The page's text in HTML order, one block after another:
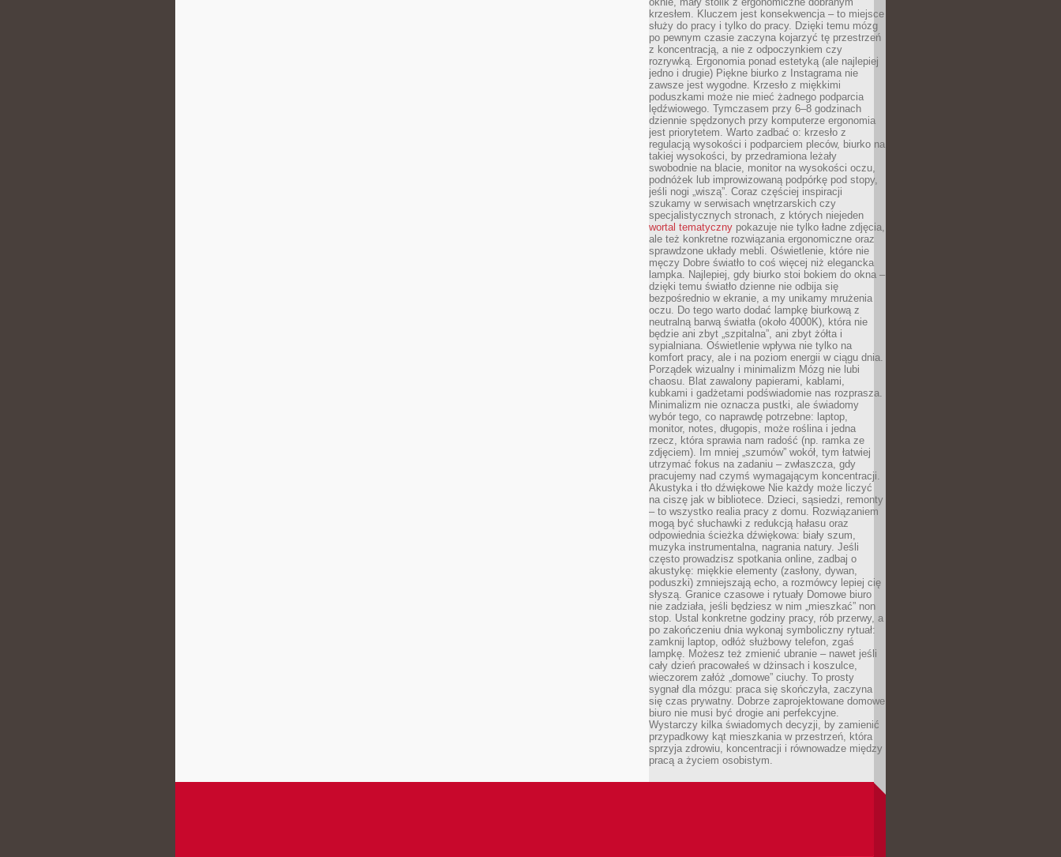
krzesłem. Kluczem jest konsekwencja – to miejsce
służy do pracy i tylko do pracy. Dzięki temu mózg
po pewnym czasie zaczyna kojarzyć tę przestrzeń
z koncentracją, a nie z odpoczynkiem czy
rozrywką. Ergonomia ponad estetyką (ale najlepiej
jedno i drugie) Piękne biurko z Instagrama nie
zawsze jest wygodne. Krzesło z miękkimi
poduszkami może nie mieć żadnego podparcia
lędźwiowego. Tymczasem przy 6–8 godzinach
dziennie spędzonych przy komputerze ergonomia
jest priorytetem. Warto zadbać o: krzesło z
regulacją wysokości i podparciem pleców, biurko na
takiej wysokości, by przedramiona leżały
swobodnie na blacie, monitor na wysokości oczu,
podnóżek lub improwizowaną podpórkę pod stopy,
jeśli nogi „wiszą”. Coraz częściej inspiracji
szukamy w serwisach wnętrzarskich czy
specjalistycznych stronach, z których niejeden
wortal tematyczny pokazuje nie tylko ładne zdjęcia,
ale też konkretne rozwiązania ergonomiczne oraz
sprawdzone układy mebli. Oświetlenie, które nie
męczy Dobre światło to coś więcej niż elegancka
lampka. Najlepiej, gdy biurko stoi bokiem do okna –
dzięki temu światło dzienne nie odbija się
bezpośrednio w ekranie, a my unikamy mrużenia
oczu. Do tego warto dodać lampkę biurkową z
neutralną barwą światła (około 4000K), która nie
będzie ani zbyt „szpitalna”, ani zbyt żółta i
sypialniana. Oświetlenie wpływa nie tylko na
komfort pracy, ale i na poziom energii w ciągu dnia.
Porządek wizualny i minimalizm Mózg nie lubi
chaosu. Blat zawalony papierami, kablami,
kubkami i gadżetami podświadomie nas rozprasza.
Minimalizm nie oznacza pustki, ale świadomy
wybór tego, co naprawdę potrzebne: laptop,
monitor, notes, długopis, może roślina i jedna
rzecz, która sprawia nam radość (np. ramka ze
zdjęciem). Im mniej „szumów” wokół, tym łatwiej
utrzymać fokus na zadaniu – zwłaszcza, gdy
pracujemy nad czymś wymagającym koncentracji.
Akustyka i tło dźwiękowe Nie każdy może liczyć
na ciszę jak w bibliotece. Dzieci, sąsiedzi, remonty
– to wszystko realia pracy z domu. Rozwiązaniem
mogą być słuchawki z redukcją hałasu oraz
odpowiednia ścieżka dźwiękowa: biały szum,
muzyka instrumentalna, nagrania natury. Jeśli
często prowadzisz spotkania online, zadbaj o
akustykę: miękkie elementy (zasłony, dywan,
poduszki) zmniejszają echo, a rozmówcy lepiej cię
słyszą. Granice czasowe i rytuały Domowe biuro
nie zadziała, jeśli będziesz w nim „mieszkać” non
stop. Ustal konkretne godziny pracy, rób przerwy, a
po zakończeniu dnia wykonaj symboliczny rytuał:
zamknij laptop, odłóż służbowy telefon, zgaś
lampkę. Możesz też zmienić ubranie – nawet jeśli
cały dzień pracowałeś w dżinsach i koszulce,
wieczorem załóż „domowe” ciuchy. To prosty
sygnał dla mózgu: praca się skończyła, zaczyna
się czas prywatny. Dobrze zaprojektowane domowe
biuro nie musi być drogie ani perfekcyjne.
Wystarczy kilka świadomych decyzji, by zamienić
przypadkowy kąt mieszkania w przestrzeń, która
sprzyja zdrowiu, koncentracji i równowadze między
pracą a życiem osobistym.